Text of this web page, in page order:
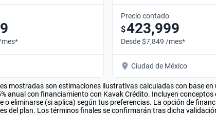
mes*
Precio contado
$423,999
Desde $7,849 /mes*
Ciudad de México
mostradas son estimaciones ilustrativas calculadas con base
anual con financiamiento con Kavak Crédito. Incluyen
o eliminarse (si aplica) según tus preferencias. La opción de
del plan. Los términos finales se confirmarán tras dicha